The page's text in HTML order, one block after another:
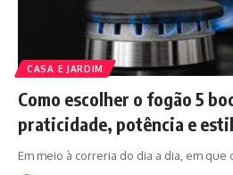
CASA E JARDIM
Como escolher o fogão 5
praticidade, potência e
Em meio à correria do dia a dia, em que